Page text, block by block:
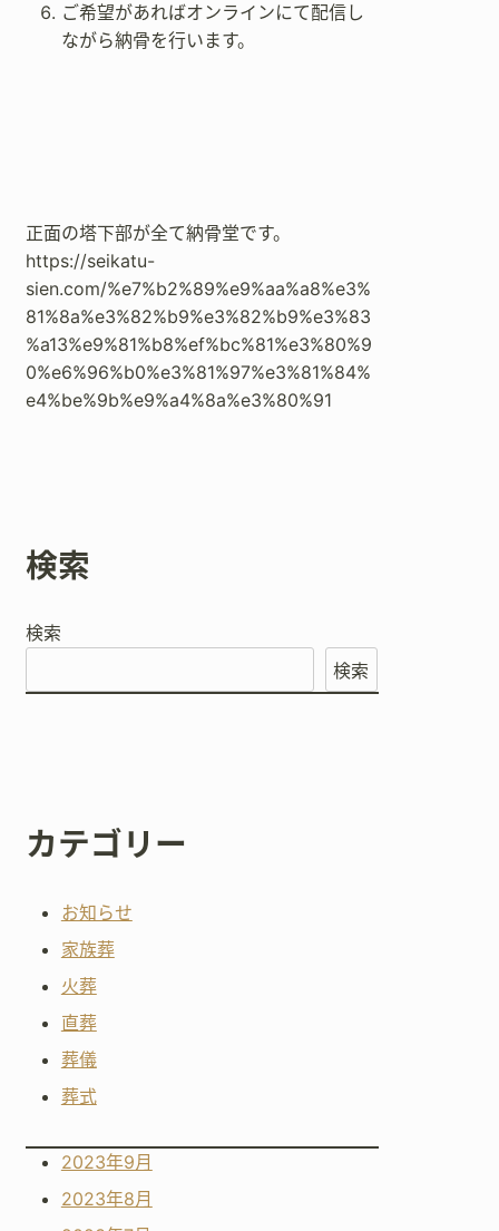
ご希望があればオンラインにて配信し
ながら納骨を行います。
正面の塔下部が全て納骨堂です。
https://seikatu-
sien.com/%e7%b2%89%e9%aa%a8%e3%
81%8a%e3%82%b9%e3%82%b9%e3%83
%a13%e9%81%b8%ef%bc%81%e3%80%9
0%e6%96%b0%e3%81%97%e3%81%84%
e4%be%9b%e9%a4%8a%e3%80%91
検索
検索
検索
カテゴリー
お知らせ
家族葬
火葬
直葬
葬儀
葬式
2023年9月
2023年8月